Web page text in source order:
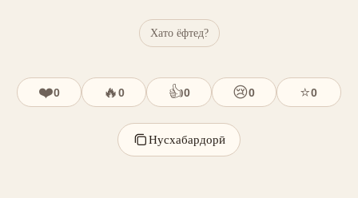
Хато ёфтед?
❤️0 🔥0 👍0 😢0 ⭐0
Нусхабардорӣ